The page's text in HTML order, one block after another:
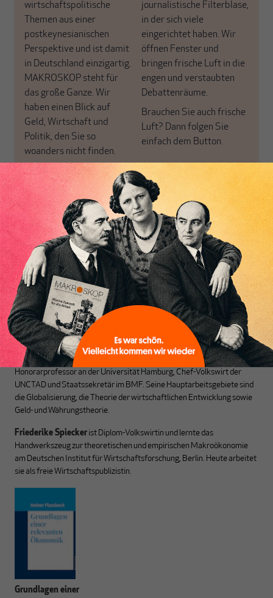
wirtschaftspolitische
Themen aus einer
postkeynesianischen
Perspektive und ist damit
in Deutschland einzigartig.
MAKROSKOP steht für
das große Ganze. Wir
haben einen Blick auf
Geld, Wirtschaft und
Politik, den Sie so
woanders nicht finden.
Dabei leben wir von
unseren Autoren, ihren
Recherchen, ihrem Wissen
und ihrem Enthusiasmus.
Gemeinsam scheren wir
aus den schmaler
werdenden Leitplanken
des Denkens aus.
journalistische Filterblase,
in der sich viele
eingerichtet haben. Wir
öffnen Fenster und
bringen frische Luft in die
engen und verstaubten
Debattenräume.
Brauchen Sie auch frische
Luft? Dann folgen Sie
einfach dem Button.
ABONNIEREN SIE
MAKROSKOP
Schon Abonnent? Dann
hiereinloggen!
Heiner Flassbeck ist Mitbegründer von MAKROSKOP.Er war
Honorarprofessor an der Universität Hamburg, Chef-Volkswirt der
UNCTAD und Staatssekretär im BMF. Seine Hauptarbeitsgebiete sind
die Globalisierung, die Theorie der wirtschaftlichen Entwicklung sowie
Geld- und Währungstheorie.
Friederike Spiecker ist Diplom-Volkswirtin und lernte das
Handwerkszeug zur theoretischen und empirischen Makroökonomie
am Deutschen Institut für Wirtschaftsforschung, Berlin. Heute arbeitet
sie als freie Wirtschaftspublizistin.
Grundlagen einer